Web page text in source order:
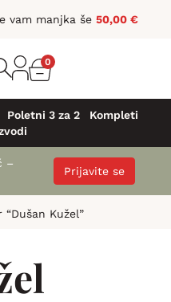
vam manjka še 50,00 €
0
Poletni 3 za 2
Kompleti
–
Prijavite se
“Dušan Kužel”